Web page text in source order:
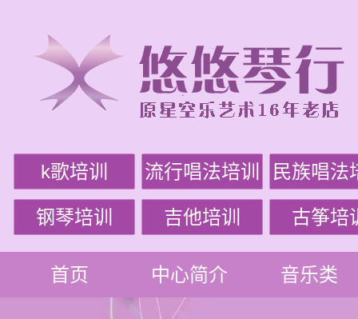
k歌培训 流行唱法培训 民族唱法
钢琴培训 吉他培训 古筝培
首页 中心简介 音乐类